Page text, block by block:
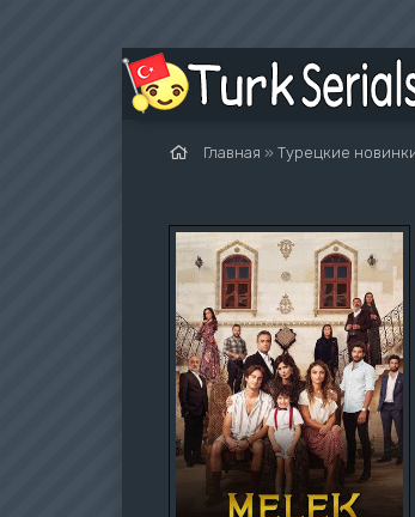
Главная » Турецкие